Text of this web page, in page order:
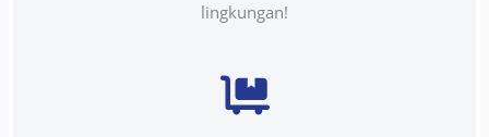
lingkungan!